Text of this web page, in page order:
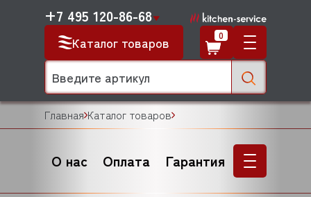
Каталог товаров
+7 495 120-86-68
0
Главная Каталог товаров
О нас Оплата Гарантия